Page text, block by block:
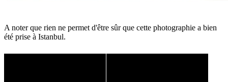
A noter que rien ne permet d'être sûr que cette photographie a bien
été prise à Istanbul.